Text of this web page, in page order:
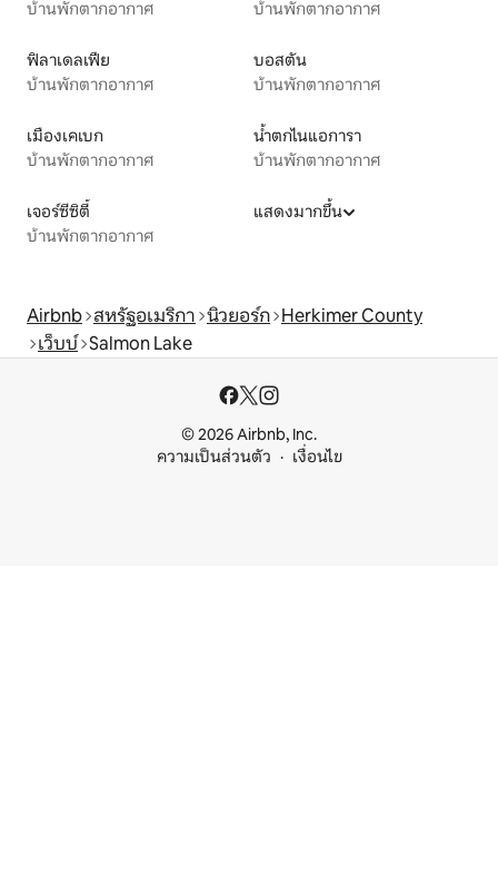
บ้านพักตากอากาศ บ้านพักตากอากาศ
ฟิลาเดลเฟีย
บ้านพักตากอากาศ
บอสตัน
บ้านพักตากอากาศ
เมืองเคเบก
บ้านพักตากอากาศ
น้ำตกไนแอการา
บ้านพักตากอากาศ
เจอร์ซีซิตี้
บ้านพักตากอากาศ
แสดงมากขึ้น
Airbnb สหรัฐอเมริกา นิวยอร์ก Herkimer County
เว็บบ์ Salmon Lake
© 2026 Airbnb, Inc.
ความเป็นส่วนตัว
เงื่อนไข